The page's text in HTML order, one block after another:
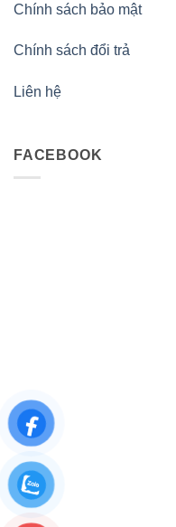
Chính sách bảo mật
Chính sách đổi trả
Liên hệ
FACEBOOK